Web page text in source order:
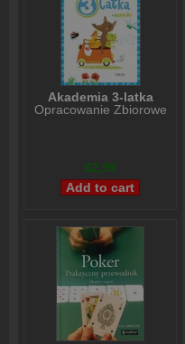
Akademia 3-latka
Opracowanie Zbiorowe
$2,99